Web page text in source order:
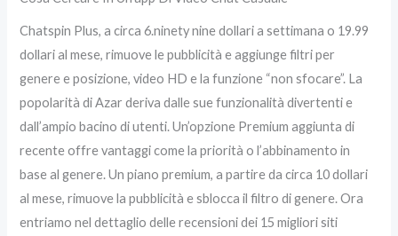
Chatspin Plus, a circa 6.ninety nine dollari a settimana o 19.99
dollari al mese, rimuove le pubblicità e aggiunge filtri per
genere e posizione, video HD e la funzione “non sfocare”. La
popolarità di Azar deriva dalle sue funzionalità divertenti e
dall’ampio bacino di utenti. Un’opzione Premium aggiunta di
recente offre vantaggi come la priorità o l’abbinamento in
base al genere. Un piano premium, a partire da circa 10 dollari
al mese, rimuove la pubblicità e sblocca il filtro di genere. Ora
entriamo nel dettaglio delle recensioni dei 15 migliori siti